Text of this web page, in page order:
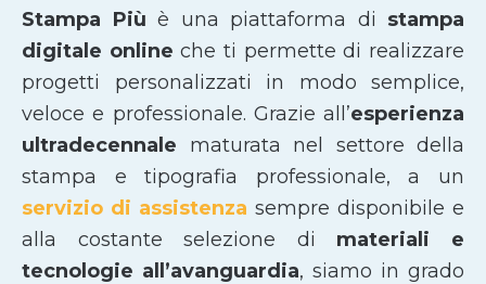
Stampa Più è una piattaforma di stampa
digitale online che ti permette di realizzare
progetti personalizzati in modo semplice,
veloce e professionale. Grazie all’esperienza
ultradecennale maturata nel settore della
stampa e tipografia professionale, a un
servizio di assistenza sempre disponibile e
alla costante selezione di materiali e
tecnologie all’avanguardia, siamo in grado